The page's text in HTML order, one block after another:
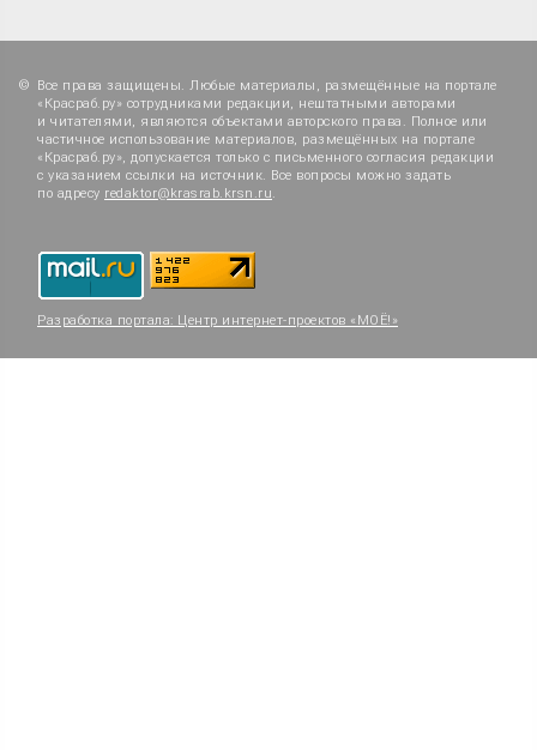
Все права защищены. Любые материалы, размещённые на портале
«Красраб.ру» сотрудниками редакции, нештатными авторами
и читателями, являются объектами авторского права. Полное или
частичное использование материалов, размещённых на портале
«Красраб.ру», допускается только с письменного согласия редакции
с указанием ссылки на источник. Все вопросы можно задать
по адресу redaktor@krasrab.krsn.ru.
Разработка портала: Центр интернет-проектов «МОЁ!»